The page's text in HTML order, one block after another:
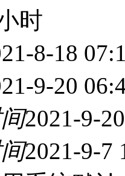
时
8-18
9-20
2021-9-
2021-9-7